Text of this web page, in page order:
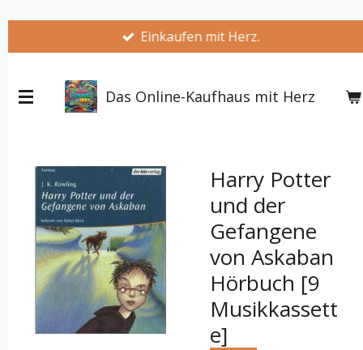
springen
Einkaufen mit Herz.
Das Online-Kaufhaus mit Herz
Harry Potter
und der
Gefangene
von Askaban
Hörbuch [9
Musikkassett
e]